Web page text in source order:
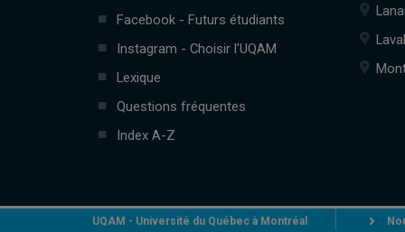
Facebook - Futurs étudiants
Instagram - Choisir l'UQAM
Lexique
Questions fréquentes
Index A-Z
Laval
UQAM - Université du Québec à Montréal